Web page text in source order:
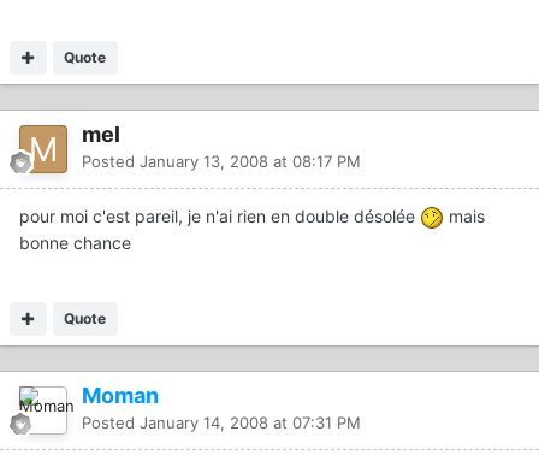
Quote
mel
Posted January 13, 2008 at 08:17 PM
pour moi c'est pareil, je n'ai rien en double désolée
mais
bonne chance
Quote
Moman
Posted January 14, 2008 at 07:31 PM